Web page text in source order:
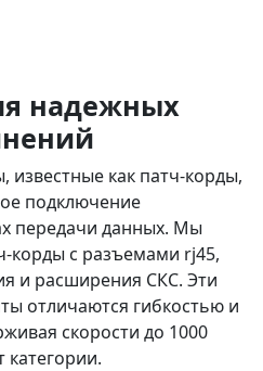
надежных
как патч-корды,
подключение
передачи данных. Мы
корды с разъемами rj45,
и расширения СКС. Эти
отличаются гибкостью и
скорости до 1000
категории.​